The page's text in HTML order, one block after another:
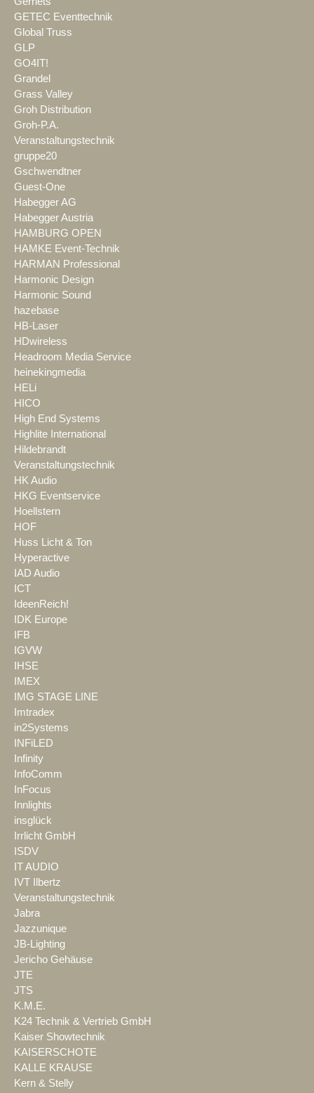
GETEC Eventtechnik
Global Truss
GLP
GO4IT!
Grandel
Grass Valley
Groh Distribution
Groh-P.A.
Veranstaltungstechnik
gruppe20
Gschwendtner
Guest-One
Habegger AG
Habegger Austria
HAMBURG OPEN
HAMKE Event-Technik
HARMAN Professional
Harmonic Design
Harmonic Sound
hazebase
HB-Laser
HDwireless
Headroom Media Service
heinekingmedia
HELi
HICO
High End Systems
Highlite International
Hildebrandt
Veranstaltungstechnik
HK Audio
HKG Eventservice
Hoellstern
HOF
Huss Licht & Ton
Hyperactive
IAD Audio
ICT
IdeenReich!
IDK Europe
IFB
IGVW
IHSE
IMEX
IMG STAGE LINE
Imtradex
in2Systems
INFiLED
Infinity
InfoComm
InFocus
Innlights
insglück
Irrlicht GmbH
ISDV
IT AUDIO
IVT Ilbertz
Veranstaltungstechnik
Jabra
Jazzunique
JB-Lighting
Jericho Gehäuse
JTE
JTS
K.M.E.
K24 Technik & Vertrieb GmbH
Kaiser Showtechnik
KAISERSCHOTE
KALLE KRAUSE
Kern & Stelly